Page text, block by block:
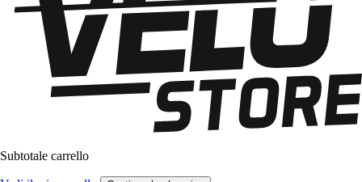
Subtotale carrello